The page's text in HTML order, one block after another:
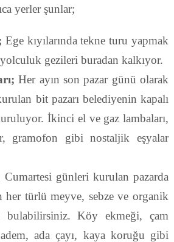
yerler şunlar;
Ege kıyılarında tekne turu yapmak
gezileri buradan kalkıyor.
Her ayın son pazar günü olarak
bit pazarı belediyenin kapalı
İkinci el ve gaz lambaları,
gramofon gibi nostaljik eşyalar
Cumartesi günleri kurulan pazarda
her türlü meyve, sebze ve organik
Köy ekmeği, çam
ada çayı, kaya koruğu gibi